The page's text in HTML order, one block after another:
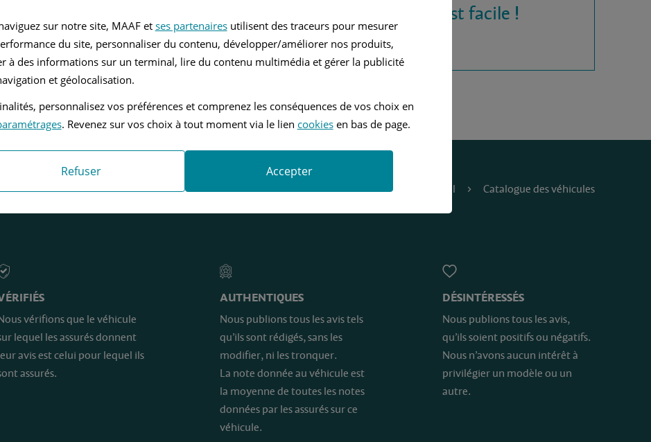
MAAF
Avec le crédit auto, c'est facile !
sont… Accueil Catalogue des véhicules
vérifions que le véhicule
lequel les assurés donnent
avis est celui pour lequel ils
assurés.
AUTHENTIQUES
Nous publions tous les avis tels
qu’ils sont rédigés, sans les
modifier, ni les tronquer.
La note donnée au véhicule est
la moyenne de toutes les notes
données par les assurés sur ce
véhicule.
DÉSINTÉRESSÉS
Nous publions tous les avis,
qu’ils soient positifs ou négatifs.
Nous n’avons aucun intérêt à
privilégier un modèle ou un
autre.
sur notre site, MAAF et ses partenairesutilisent des traceurs pour mesurer
du site, personnaliser du contenu, développer/améliorer nos produits,
à des informations sur un terminal, lire du contenu multimédia et gérer la publicité
et géolocalisation.
personnalisez vos préférences et comprenez les conséquences de vos choix en
. Revenez sur vos choix à tout moment via le lien cookiesen bas de page.
Refuser Accepter